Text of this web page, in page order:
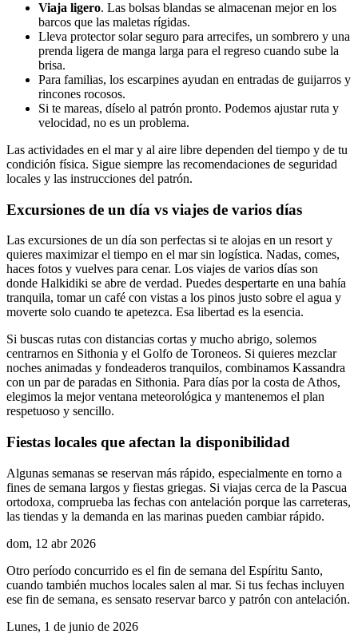
Viaja ligero. Las bolsas blandas se almacenan mejor en los
barcos que las maletas rígidas.
Lleva protector solar seguro para arrecifes, un sombrero y una
prenda ligera de manga larga para el regreso cuando sube la
brisa.
Para familias, los escarpines ayudan en entradas de guijarros y
rincones rocosos.
Si te mareas, díselo al patrón pronto. Podemos ajustar ruta y
velocidad, no es un problema.
Las actividades en el mar y al aire libre dependen del tiempo y de tu
condición física. Sigue siempre las recomendaciones de seguridad
locales y las instrucciones del patrón.
Excursiones de un día vs viajes de varios días
Las excursiones de un día son perfectas si te alojas en un resort y
quieres maximizar el tiempo en el mar sin logística. Nadas, comes,
haces fotos y vuelves para cenar. Los viajes de varios días son
donde Halkidiki se abre de verdad. Puedes despertarte en una bahía
tranquila, tomar un café con vistas a los pinos justo sobre el agua y
moverte solo cuando te apetezca. Esa libertad es la esencia.
Si buscas rutas con distancias cortas y mucho abrigo, solemos
centrarnos en Sithonia y el Golfo de Toroneos. Si quieres mezclar
noches animadas y fondeaderos tranquilos, combinamos Kassandra
con un par de paradas en Sithonia. Para días por la costa de Athos,
elegimos la mejor ventana meteorológica y mantenemos el plan
respetuoso y sencillo.
Fiestas locales que afectan la disponibilidad
Algunas semanas se reservan más rápido, especialmente en torno a
fines de semana largos y fiestas griegas. Si viajas cerca de la Pascua
ortodoxa, comprueba las fechas con antelación porque las carreteras,
las tiendas y la demanda en las marinas pueden cambiar rápido.
dom, 12 abr 2026
Otro período concurrido es el fin de semana del Espíritu Santo,
cuando también muchos locales salen al mar. Si tus fechas incluyen
ese fin de semana, es sensato reservar barco y patrón con antelación.
Lunes, 1 de junio de 2026